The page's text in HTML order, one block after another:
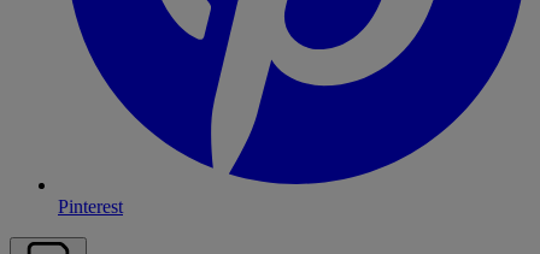
Pinterest